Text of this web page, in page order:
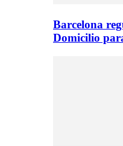
Barcelona
Domicilio